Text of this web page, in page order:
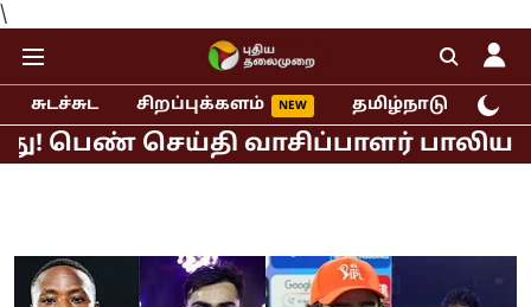
\
சுடச்சுட சிறப்புக்களம் தமிழ்நாடு
வாசிப்பாளர் பாலியல் புகார்!